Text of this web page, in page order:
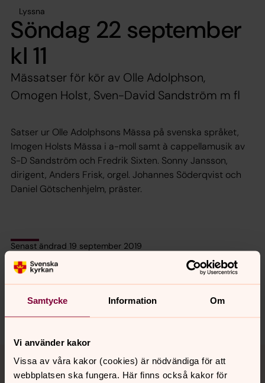
Samtycke Information Om
Vi använder kakor
Vissa av våra kakor (cookies) är nödvändiga för att
webbplatsen ska fungera. Här finns också kakor för
Lyssna
Söndag 22 september
kl 11
Mässatser för kör av Olle Adolphson,
Omogen Holst, Sven-David Sandström m fl
Satser ur Olle Adolphsons Mässa på svenska språket,
Imogen Holsts Mässa i a-moll samt à cappellamusik av
S-D Sandström och Fredrik Sixten. Sonny Jansson,
dirigent, Anders Frisk, orgel. Johannes Söderqvist och
Daniel Götschenhjelm, präster.
Senast ändrad 19 september 2019
Synpunkter eller frågor på sidans
innehåll?
Tillbaka till toppen
Tillbaka till innehållet